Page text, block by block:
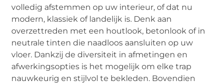
volledig afstemmen op uw interieur, of dat nu
modern, klassiek of landelijk is. Denk aan
overzettreden met een houtlook, betonlook of in
neutrale tinten die naadloos aansluiten op uw
vloer. Dankzij de diversiteit in afmetingen en
afwerkingsopties is het mogelijk om elke trap
nauwkeurig en stijlvol te bekleden. Bovendien